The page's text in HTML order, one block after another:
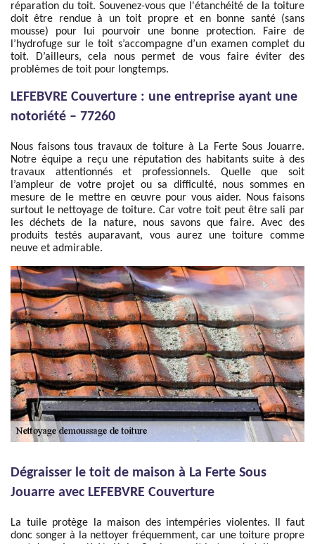
réparation du toit. Souvenez-vous que l'étanchéité de la toiture
doit être rendue à un toit propre et en bonne santé (sans
mousse) pour lui pourvoir une bonne protection. Faire de
l’hydrofuge sur le toit s’accompagne d’un examen complet du
toit. D’ailleurs, cela nous permet de vous faire éviter des
problèmes de toit pour longtemps.
LEFEBVRE Couverture : une entreprise ayant une
notoriété – 77260
Nous faisons tous travaux de toiture à La Ferte Sous Jouarre.
Notre équipe a reçu une réputation des habitants suite à des
travaux attentionnés et professionnels. Quelle que soit
l’ampleur de votre projet ou sa difficulté, nous sommes en
mesure de le mettre en œuvre pour vous aider. Nous faisons
surtout le nettoyage de toiture. Car votre toit peut être sali par
les déchets de la nature, nous savons que faire. Avec des
produits testés auparavant, vous aurez une toiture comme
neuve et admirable.
Dégraisser le toit de maison à La Ferte Sous
Jouarre avec LEFEBVRE Couverture
La tuile protège la maison des intempéries violentes. Il faut
donc songer à la nettoyer fréquemment, car une toiture propre